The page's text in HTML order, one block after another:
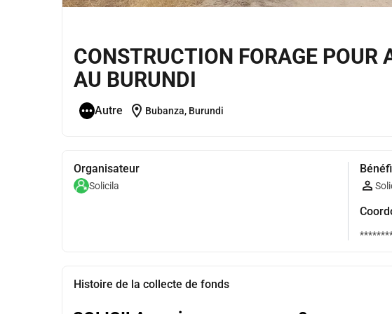
CONSTRUCTION FORAGE POUR
AU BURUNDI
Autre location_on Bubanza, Burundi
Organisateur
Solicila
Histoire de la collecte de fonds